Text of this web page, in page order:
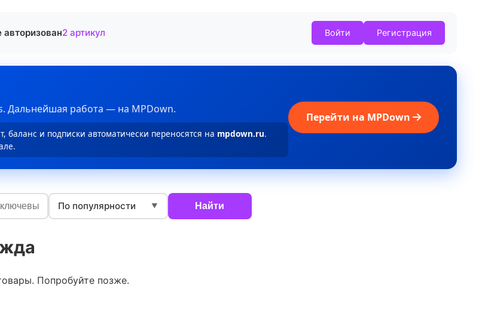
авторизован2 артикул Войти Регистрация
Дальнейшая работа — на MPDown.
баланс и подписки автоматически переносятся на mpdown.ru.
Перейти на MPDown
По популярности ▼ Найти
Попробуйте позже.